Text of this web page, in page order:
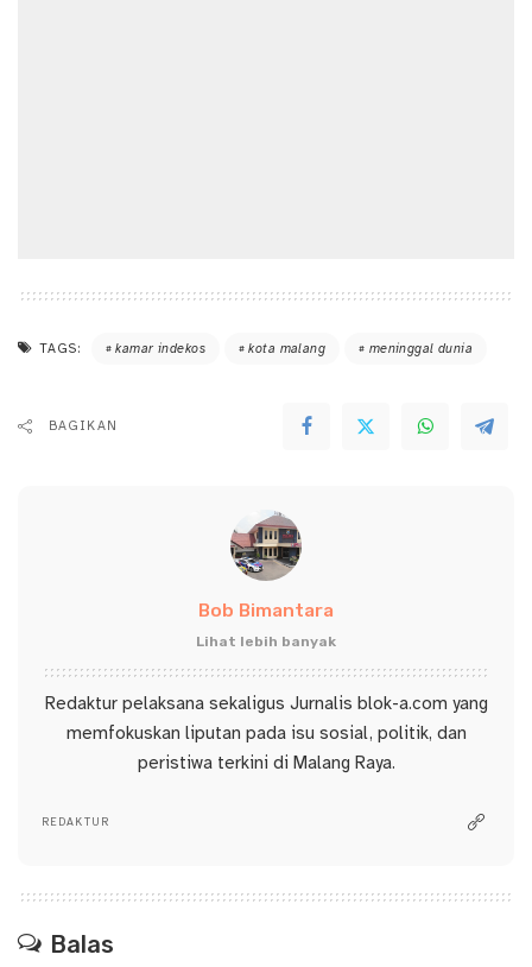
TAGS: kamar indekos kota malang meninggal dunia
BAGIKAN
Bob Bimantara
Lihat lebih banyak
Redaktur pelaksana sekaligus Jurnalis blok-a.com yang
memfokuskan liputan pada isu sosial, politik, dan
peristiwa terkini di Malang Raya.
REDAKTUR
Balas